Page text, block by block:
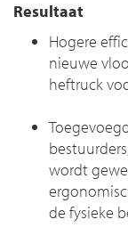
Resultaat
Hogere
nieuwe
heftruck
wordt
de fysieke